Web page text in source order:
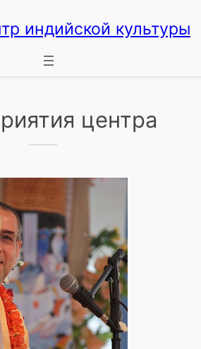
индийской культуры
центра